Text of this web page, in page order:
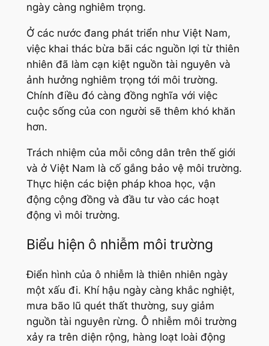
ngày càng nghiêm trọng.
Ở các nước đang phát triển như Việt Nam,
việc khai thác bừa bãi các nguồn lợi từ thiên
nhiên đã làm cạn kiệt nguồn tài nguyên và
ảnh hưởng nghiêm trọng tới môi trường.
Chính điều đó càng đồng nghĩa với việc
cuộc sống của con người sẽ thêm khó khăn
hơn.
Trách nhiệm của mỗi công dân trên thế giới
và ở Việt Nam là cố gắng bảo vệ môi trường.
Thực hiện các biện pháp khoa học, vận
động cộng đồng và đầu tư vào các hoạt
động vì môi trường.
Biểu hiện ô nhiễm môi trường
Điển hình của ô nhiễm là thiên nhiên ngày
một xấu đi. Khí hậu ngày càng khắc nghiệt,
mưa bão lũ quét thất thường, suy giảm
nguồn tài nguyên rừng. Ô nhiễm môi trường
xảy ra trên diện rộng, hàng loạt loài động